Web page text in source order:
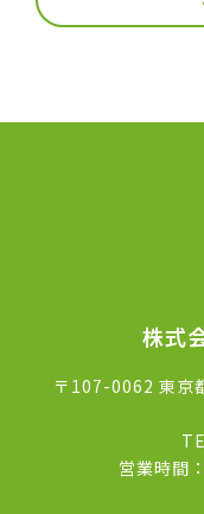
株式
〒107-0062 東京
営業時間